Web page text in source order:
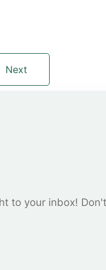
Next
to your inbox!